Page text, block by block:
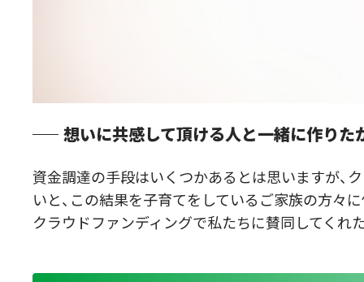
想いに共感して頂ける人と一緒に作りた
資金調達の手段はいくつかあるとは思いますが、
いと、この結果を子育てをしているご家族の方々
クラウドファンディングで私たちに賛同してくれ